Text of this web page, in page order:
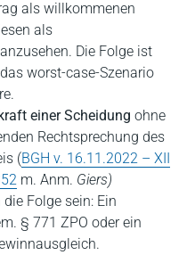
als willkommenen
als
Die Folge ist
worst-case-Szenario
einer Scheidung ohne
Rechtsprechung des
(BGH v. 16.11.2022 – XII
m. Anm. Giers)
Folge sein: Ein
§ 771 ZPO oder ein